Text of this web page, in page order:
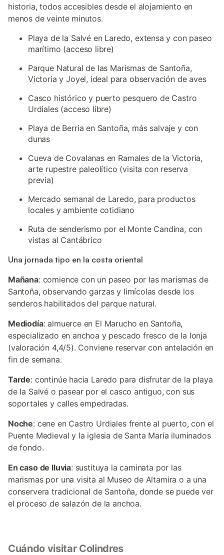
historia, todos accesibles desde el alojamiento en
menos de veinte minutos.
Playa de la Salvé en Laredo, extensa y con paseo
marítimo (acceso libre)
Parque Natural de las Marismas de Santoña,
Victoria y Joyel, ideal para observación de aves
Casco histórico y puerto pesquero de Castro
Urdiales (acceso libre)
Playa de Berria en Santoña, más salvaje y con
dunas
Cueva de Covalanas en Ramales de la Victoria,
arte rupestre paleolítico (visita con reserva
previa)
Mercado semanal de Laredo, para productos
locales y ambiente cotidiano
Ruta de senderismo por el Monte Candina, con
vistas al Cantábrico
Una jornada tipo en la costa oriental
Mañana: comience con un paseo por las marismas de
Santoña, observando garzas y limícolas desde los
senderos habilitados del parque natural.
Mediodía: almuerce en El Marucho en Santoña,
especializado en anchoa y pescado fresco de la lonja
(valoración 4,4/5). Conviene reservar con antelación en
fin de semana.
Tarde: continúe hacia Laredo para disfrutar de la playa
de la Salvé o pasear por el casco antiguo, con sus
soportales y calles empedradas.
Noche: cene en Castro Urdiales frente al puerto, con el
Puente Medieval y la iglesia de Santa María iluminados
de fondo.
En caso de lluvia: sustituya la caminata por las
marismas por una visita al Museo de Altamira o a una
conservera tradicional de Santoña, donde se puede ver
el proceso de salazón de la anchoa.
Cuándo visitar Colindres